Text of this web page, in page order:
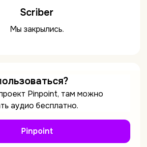
Scriber
Мы закрылись.
Pinpoint, там можно
аудио бесплатно.
Pinpoint